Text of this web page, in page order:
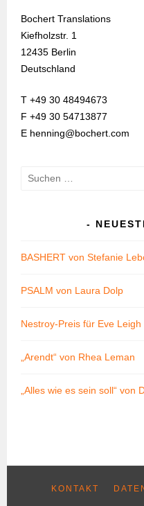
Bochert Translations
Kiefholzstr. 1
12435 Berlin
Deutschland
T +49 30 48494673
F +49 30 54713877
E henning@bochert.com
Suchen
BASHERT von Stefanie
PSALM von Laura Dolp
Nestroy-Preis für Eve Leigh
„Arendt“ von Rhea Leman
„Alles wie es sein soll“ von
KONTAKT